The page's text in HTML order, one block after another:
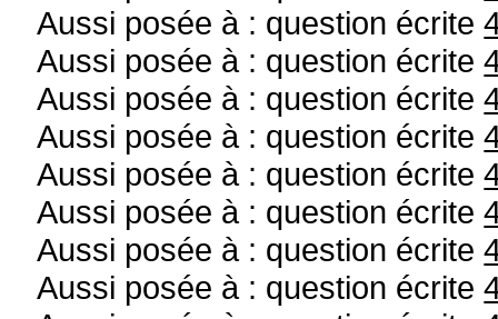
Aussi posée à : question écrite
Aussi posée à : question écrite
Aussi posée à : question écrite
Aussi posée à : question écrite
Aussi posée à : question écrite
Aussi posée à : question écrite
Aussi posée à : question écrite
Aussi posée à : question écrite